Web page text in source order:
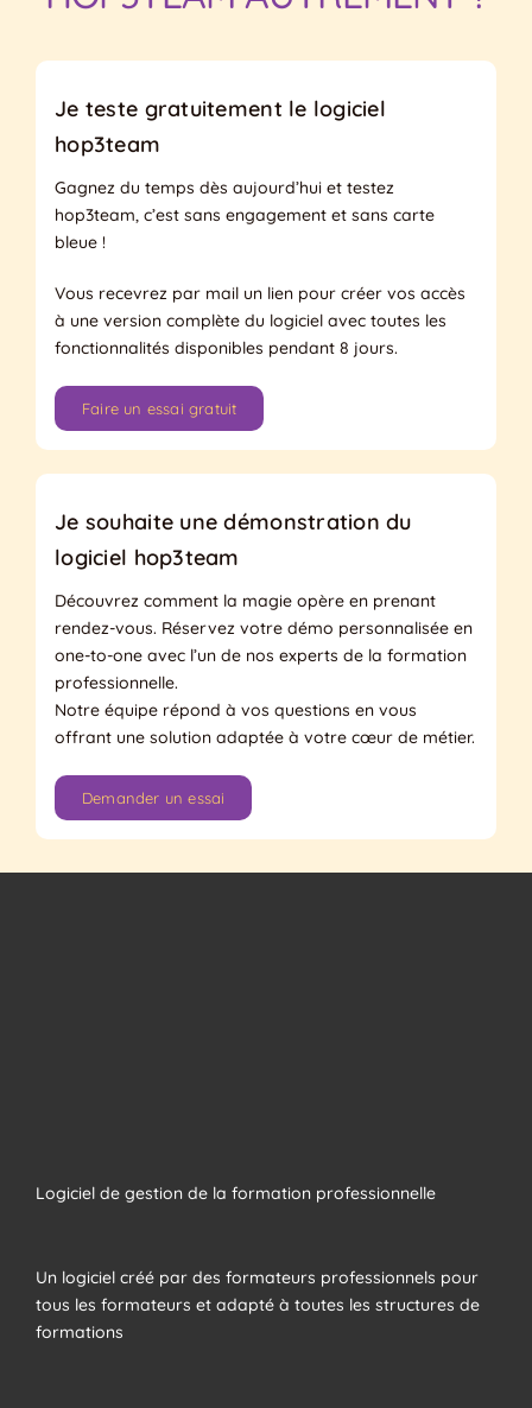
Je teste gratuitement le logiciel
hop3team
Gagnez du temps dès aujourd’hui et testez
hop3team, c’est sans engagement et sans carte
bleue !
Vous recevrez par mail un lien pour créer vos accès
à une version complète du logiciel avec toutes les
fonctionnalités disponibles pendant 8 jours.
Faire un essai gratuit
Je souhaite une démonstration du
logiciel hop3team
Découvrez comment la magie opère en prenant
rendez-vous. Réservez votre démo personnalisée en
one-to-one avec l’un de nos experts de la formation
professionnelle.
Notre équipe répond à vos questions en vous
offrant une solution adaptée à votre cœur de métier.
Demander un essai
Logiciel de gestion de la formation professionnelle
Un logiciel créé par des formateurs professionnels pour
tous les formateurs et adapté à toutes les structures de
formations